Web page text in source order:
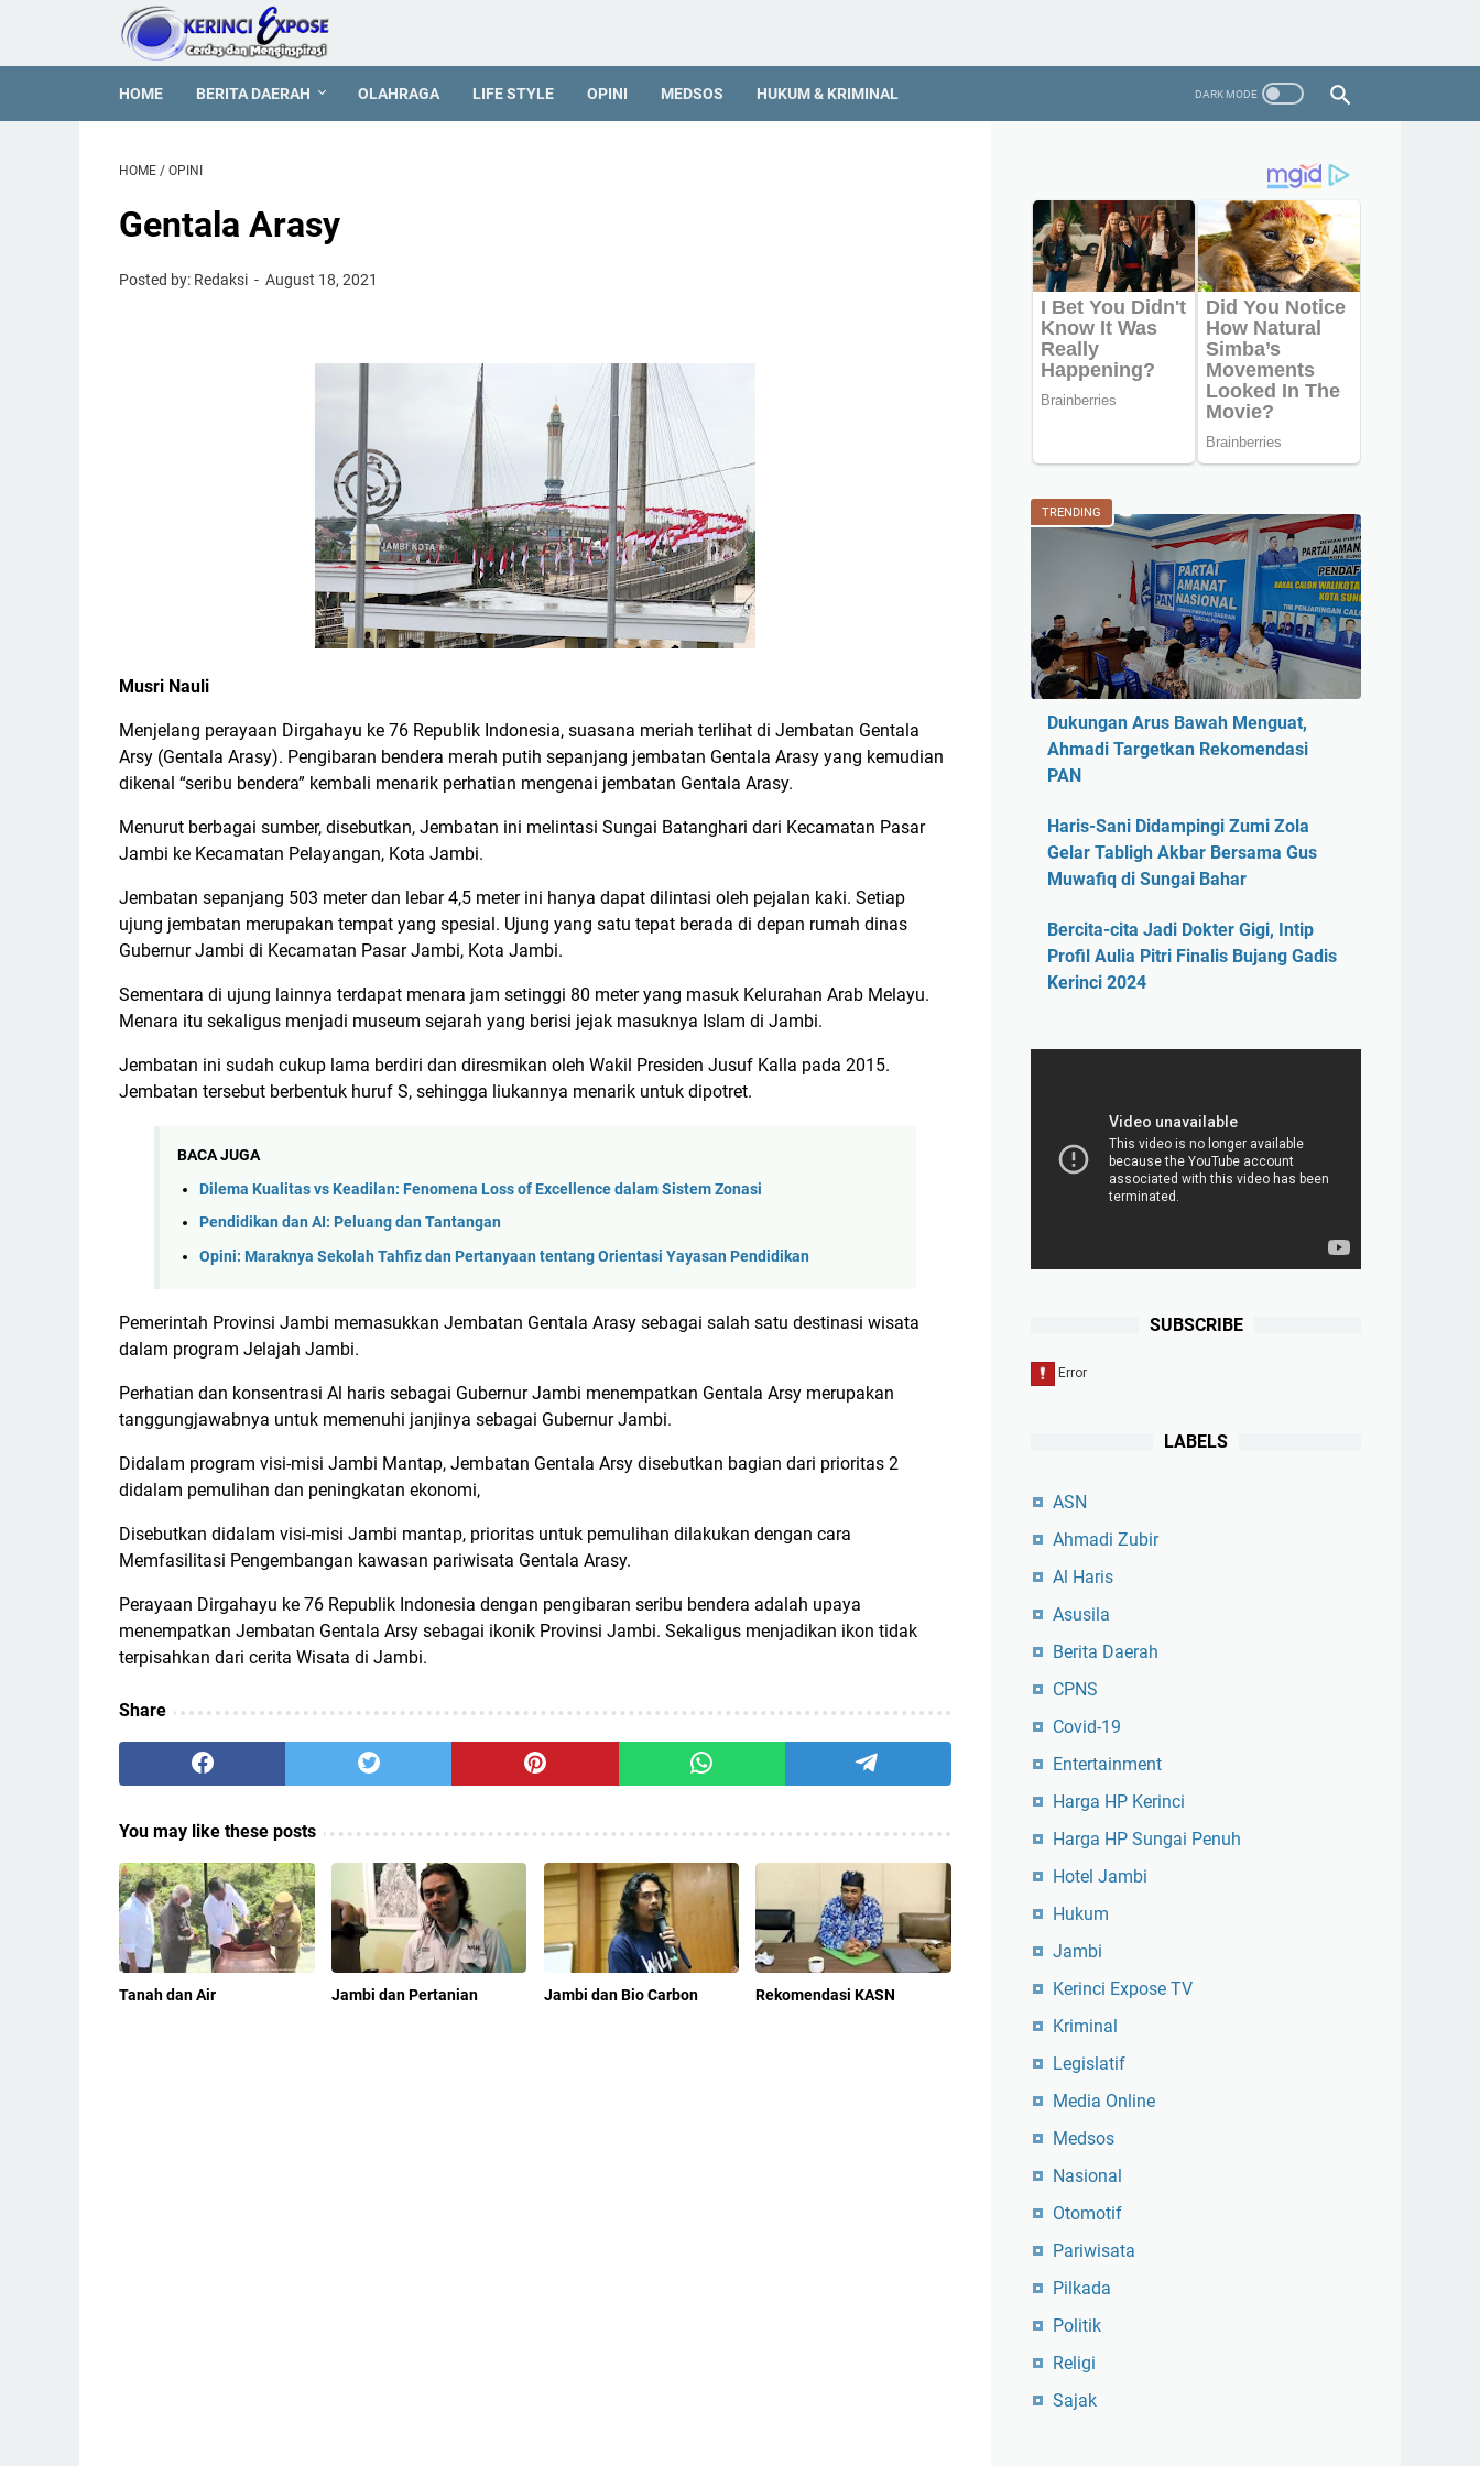
HOME BERITA DAERAH OLAHRAGA LIFE STYLE OPINI MEDSOS HUKUM & KRIMINAL
HOME / OPINI
Gentala Arasy
Posted by: Redaksi August 18, 2021
Musri Nauli
Menjelang perayaan Dirgahayu ke 76 Republik Indonesia, suasana meriah terlihat di Jembatan Gentala
Arsy (Gentala Arasy). Pengibaran bendera merah putih sepanjang jembatan Gentala Arasy yang kemudian
dikenal “seribu bendera” kembali menarik perhatian mengenai jembatan Gentala Arasy.
Menurut berbagai sumber, disebutkan, Jembatan ini melintasi Sungai Batanghari dari Kecamatan Pasar
Jambi ke Kecamatan Pelayangan, Kota Jambi.
Jembatan sepanjang 503 meter dan lebar 4,5 meter ini hanya dapat dilintasi oleh pejalan kaki. Setiap
ujung jembatan merupakan tempat yang spesial. Ujung yang satu tepat berada di depan rumah dinas
Gubernur Jambi di Kecamatan Pasar Jambi, Kota Jambi.
Sementara di ujung lainnya terdapat menara jam setinggi 80 meter yang masuk Kelurahan Arab Melayu.
Menara itu sekaligus menjadi museum sejarah yang berisi jejak masuknya Islam di Jambi.
Jembatan ini sudah cukup lama berdiri dan diresmikan oleh Wakil Presiden Jusuf Kalla pada 2015.
Jembatan tersebut berbentuk huruf S, sehingga liukannya menarik untuk dipotret.
BACA JUGA
Dilema Kualitas vs Keadilan: Fenomena Loss of Excellence dalam Sistem Zonasi
Pendidikan dan AI: Peluang dan Tantangan
Opini: Maraknya Sekolah Tahfiz dan Pertanyaan tentang Orientasi Yayasan Pendidikan
Pemerintah Provinsi Jambi memasukkan Jembatan Gentala Arasy sebagai salah satu destinasi wisata
dalam program Jelajah Jambi.
Perhatian dan konsentrasi Al haris sebagai Gubernur Jambi menempatkan Gentala Arsy merupakan
tanggungjawabnya untuk memenuhi janjinya sebagai Gubernur Jambi.
Didalam program visi-misi Jambi Mantap, Jembatan Gentala Arsy disebutkan bagian dari prioritas 2
didalam pemulihan dan peningkatan ekonomi,
Disebutkan didalam visi-misi Jambi mantap, prioritas untuk pemulihan dilakukan dengan cara
Memfasilitasi Pengembangan kawasan pariwisata Gentala Arasy.
Perayaan Dirgahayu ke 76 Republik Indonesia dengan pengibaran seribu bendera adalah upaya
menempatkan Jembatan Gentala Arsy sebagai ikonik Provinsi Jambi. Sekaligus menjadikan ikon tidak
terpisahkan dari cerita Wisata di Jambi.
Share
You may like these posts
Tanah dan Air Jambi dan Pertanian Jambi dan Bio Carbon Rekomendasi KASN
TRENDING
Dukungan Arus Bawah Menguat,
Ahmadi Targetkan Rekomendasi
PAN
Haris-Sani Didampingi Zumi Zola
Gelar Tabligh Akbar Bersama Gus
Muwafiq di Sungai Bahar
Bercita-cita Jadi Dokter Gigi, Intip
Profil Aulia Pitri Finalis Bujang Gadis
Kerinci 2024
SUBSCRIBE
LABELS
ASN
Ahmadi Zubir
Al Haris
Asusila
Berita Daerah
CPNS
Covid-19
Entertainment
Harga HP Kerinci
Harga HP Sungai Penuh
Hotel Jambi
Hukum
Jambi
Kerinci Expose TV
Kriminal
Legislatif
Media Online
Medsos
Nasional
Otomotif
Pariwisata
Pilkada
Politik
Religi
Sajak